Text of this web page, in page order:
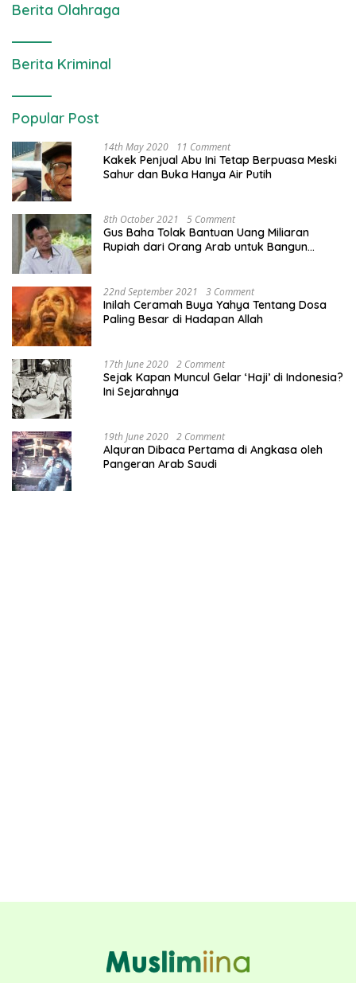
Berita Olahraga
Berita Kriminal
Popular Post
14th May 2020 11 Comment
Kakek Penjual Abu Ini Tetap Berpuasa Meski
Sahur dan Buka Hanya Air Putih
8th October 2021 5 Comment
Gus Baha Tolak Bantuan Uang Miliaran
Rupiah dari Orang Arab untuk Bangun
22nd September 2021 3 Comment
Inilah Ceramah Buya Yahya Tentang Dosa
Paling Besar di Hadapan Allah
17th June 2020 2 Comment
Sejak Kapan Muncul Gelar ‘Haji’ di Indonesia?
Ini Sejarahnya
19th June 2020 2 Comment
Alquran Dibaca Pertama di Angkasa oleh
Pangeran Arab Saudi